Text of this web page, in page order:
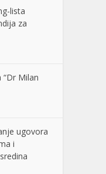
lista
za
Milan
ugovora
i